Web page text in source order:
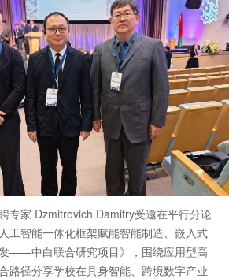
专家 Dzmitrovich Damitry受邀在平行分论
人工智能一体化框架赋能智能制造、嵌入式
——中白联合研究项目》，围绕应用型高
路径分享学校在具身智能、跨境数字产业